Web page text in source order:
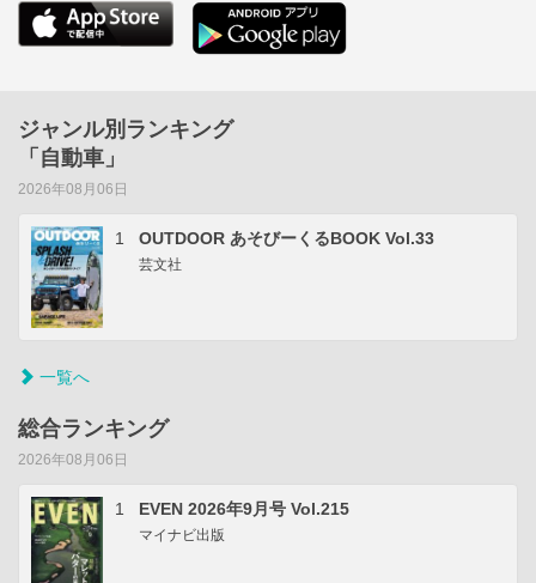
ジャンル別ランキング
「自動車」
2026年08月06日
1 OUTDOOR あそびーくるBOOK Vol.33
芸文社
一覧へ
総合ランキング
2026年08月06日
1 EVEN 2026年9月号 Vol.215
マイナビ出版